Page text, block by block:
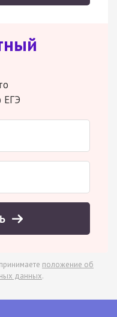
ЕГЭ
положение об
данных.